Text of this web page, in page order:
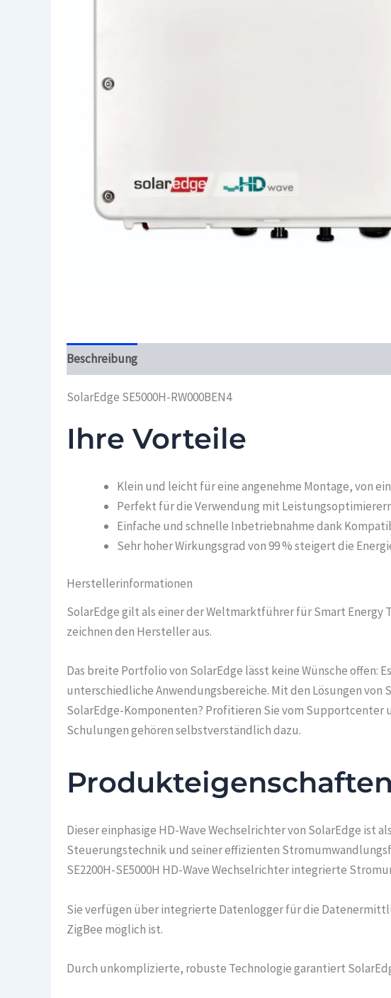
Beschreibung
SolarEdge SE5000H-RW000BEN4
Ihre Vorteile
Klein und leicht für eine angenehme Montage, von
Perfekt für die Verwendung mit
Einfache und schnelle Inbetriebnahme dank
Sehr hoher Wirkungsgrad von 99 % steigert die
Herstellerinformationen
SolarEdge gilt als einer der Weltmarktführer für Smart
zeichnen den Hersteller aus.
Das breite Portfolio von SolarEdge lässt keine Wünsche
unterschiedliche Anwendungsbereiche. Mit den Lösungen
SolarEdge-Komponenten? Profitieren Sie vom
Schulungen gehören selbstverständlich dazu.
Produkteigenschaften
Dieser einphasige HD-Wave Wechselrichter von SolarEdge
Steuerungstechnik und seiner effizienten
SE2200H-SE5000H HD-Wave Wechselrichter integrierte
Sie verfügen über integrierte Datenlogger für die
ZigBee möglich ist.
Durch unkomplizierte, robuste Technologie garantiert